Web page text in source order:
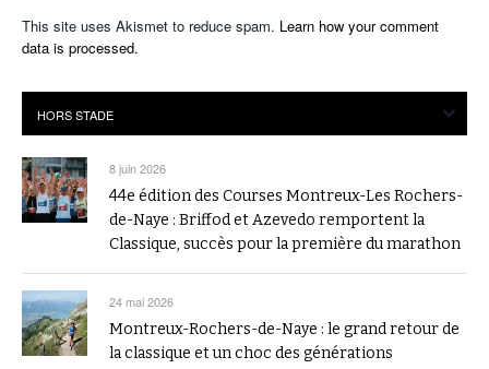
This site uses Akismet to reduce spam. Learn how your comment
data is processed.
8 juin 2026
44e édition des Courses Montreux-Les Rochers-
de-Naye : Briffod et Azevedo remportent la
Classique, succès pour la première du marathon
24 mai 2026
Montreux-Rochers-de-Naye : le grand retour de
la classique et un choc des générations